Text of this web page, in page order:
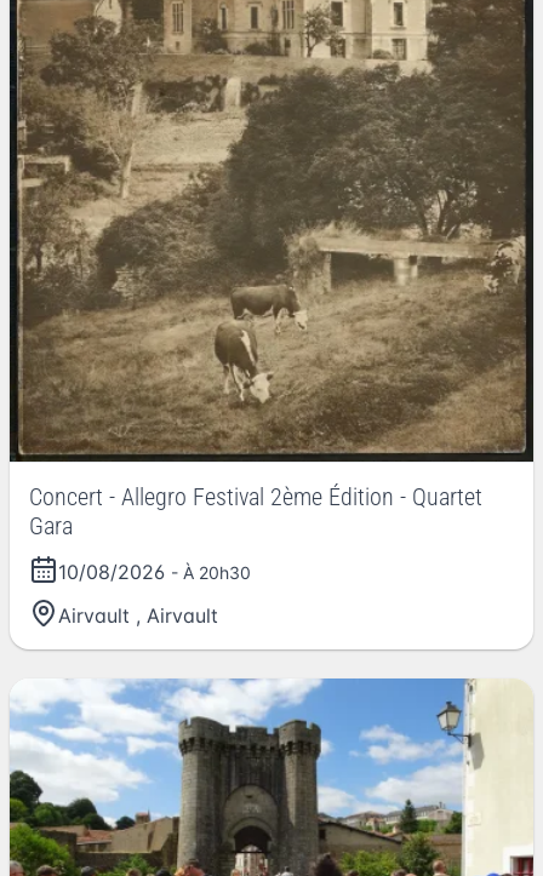
Concert - Allegro Festival 2ème Édition - Quartet
Gara
10/08/2026 - À 20h30
Airvault , Airvault